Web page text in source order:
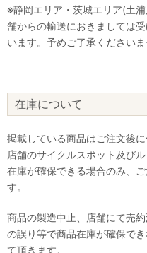
※静岡エリア・茨城エリア(土
舗からの輸送におきましては
います。予めご了承くださいま
在庫について
掲載している商品はご注文後
店舗のサイクルスポット及び
在庫が確保できる場合のみ、
す。
商品の製造中止、店舗にて売
の誤り等で商品在庫が確保で
て頂きます。